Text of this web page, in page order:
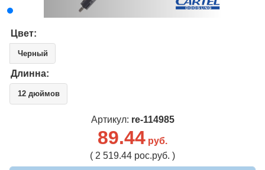
Цвет:
Черный
Длинна:
12 дюймов
Артикул: re-114985
89.44 руб.
( 2 519.44 рос.руб. )